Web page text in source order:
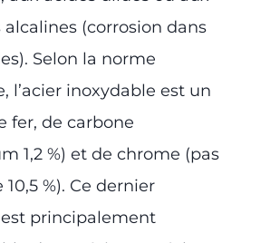
(corrosion dans
Selon la norme
l’acier inoxydable est un
fer, de carbone
1,2 %) et de chrome (pas
%). Ce dernier
principalement